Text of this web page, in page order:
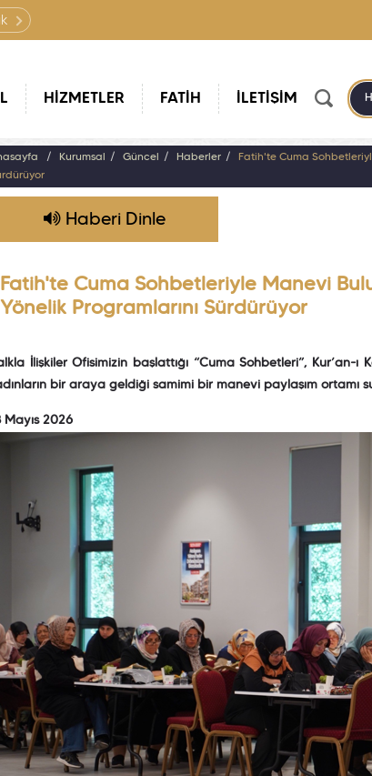
HİZMETLER FATİH İLETİŞİM
Kurumsal Güncel Haberler
Fatih'te Cuma
Haberi Dinle
Fatih'te Cuma Sohbetleriyle Manevi
Yönelik Programlarını Sürdürüyor
İlişkiler Ofisimizin başlattığı “Cuma Sohbetleri”,
bir araya geldiği samimi bir manevi paylaşım ortamı
Mayıs 2026